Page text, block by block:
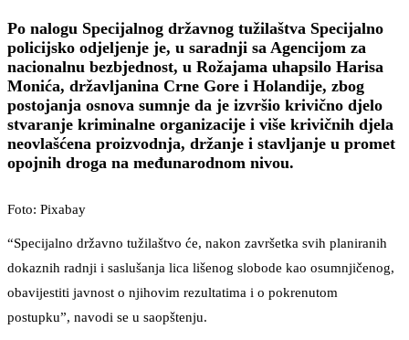
Po nalogu Specijalnog državnog tužilaštva Specijalno
policijsko odjeljenje je, u saradnji sa Agencijom za
nacionalnu bezbjednost, u Rožajama uhapsilo Harisa
Monića, državljanina Crne Gore i Holandije, zbog
postojanja osnova sumnje da je izvršio krivično djelo
stvaranje kriminalne organizacije i više krivičnih djela
neovlašćena proizvodnja, držanje i stavljanje u promet
opojnih droga na međunarodnom nivou.
Foto: Pixabay
“Specijalno državno tužilaštvo će, nakon završetka svih planiranih
dokaznih radnji i saslušanja lica lišenog slobode kao osumnjičenog,
obavijestiti javnost o njihovim rezultatima i o pokrenutom
postupku”, navodi se u saopštenju.